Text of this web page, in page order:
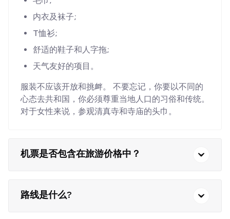
内衣及袜子;
T恤衫;
舒适的鞋子和人字拖;
天气友好的项目。
服装不应该开放和挑衅。 不要忘记，你要以不同的
心态去共和国，你必须尊重当地人口的习俗和传统。
对于女性来说，参观清真寺和寺庙的头巾。
机票是否包含在旅游价格中？
路线是什么?